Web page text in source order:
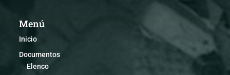
Menú
Inicio
Documentos
Elenco